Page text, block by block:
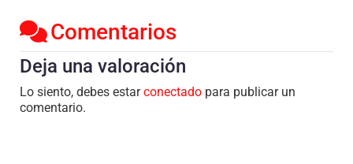
Comentarios
Deja una valoración
Lo siento, debes estarconectado para publicar un
comentario.